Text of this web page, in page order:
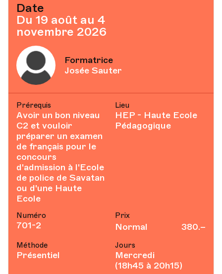
Date
Du 19 août au 4
novembre 2026
Formatrice
Josée Sauter
Prérequis
Avoir un bon niveau
C2 et vouloir
préparer un examen
de français pour le
concours
d'admission à l'Ecole
de police de Savatan
ou d'une Haute
Ecole
Lieu
HEP - Haute Ecole
Pédagogique
Numéro
701-2
Prix
Normal 380.–
Méthode
Présentiel
Jours
Mercredi
(18h45 à 20h15)